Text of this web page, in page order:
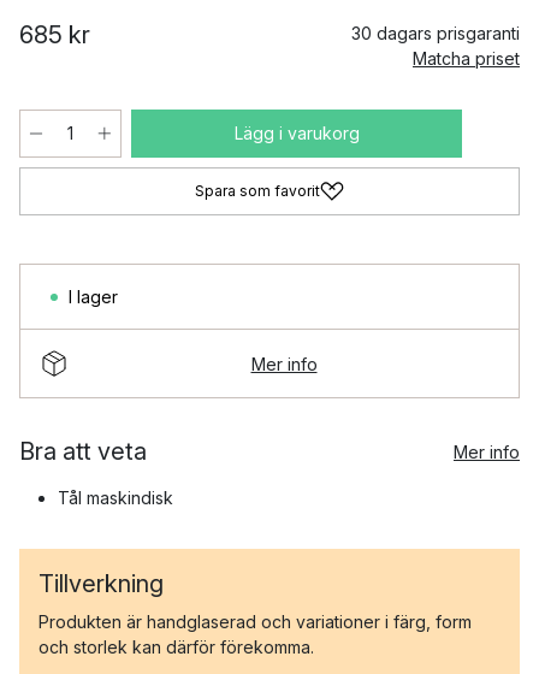
685 kr
30 dagars prisgaranti
Matcha priset
Lägg i varukorg
Spara som favorit
I lager
Mer info
Bra att veta Mer info
Tål maskindisk
Tillverkning
Produkten är handglaserad och variationer i färg, form
och storlek kan därför förekomma.